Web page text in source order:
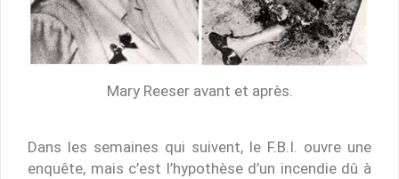
Mary Reeser avant et après.
Dans les semaines qui suivent, le F.B.I. ouvre une
enquête, mais c’est l’hypothèse d’un incendie dû à